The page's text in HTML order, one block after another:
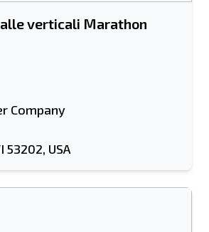
verticali Marathon
Company
USA